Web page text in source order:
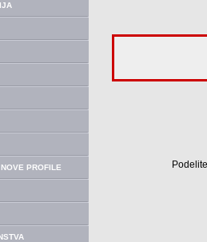
PROFILE